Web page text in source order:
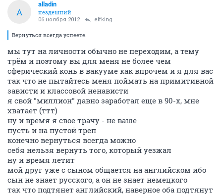
A
alladin
нездешний
06 ноября 2012 elfking
Вернуться всегда успеете.
мы тут на личности обычно не переходим, а тему
трём и поэтому вы для меня не более чем
сферический конь в вакууме как впрочем и я для вас
так что не пытайтесь меня поймать на примитивной
зависти и классовой ненависти
я свой "миллион" давно заработал еще в 90-х, мне
хватает (ттт)
ну и время я свое трачу - не ваше
пусть и на пустой треп
конечно вернуться всегда можно
себя нельзя вернуть того, который уезжал
ну и время летит
мой друг уже с сыном общается на английском ибо
сын не знает русского, а он не знает немецкого
так что подтянет английский, наверное оба подтянут